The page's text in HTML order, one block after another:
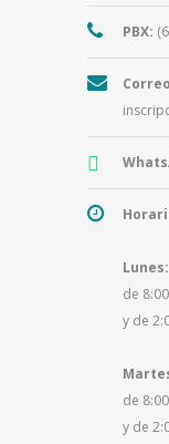
PBX:
Lunes:
de
y de
de
y de